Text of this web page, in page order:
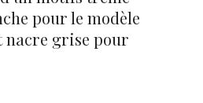
pour le modèle
nacre grise pour